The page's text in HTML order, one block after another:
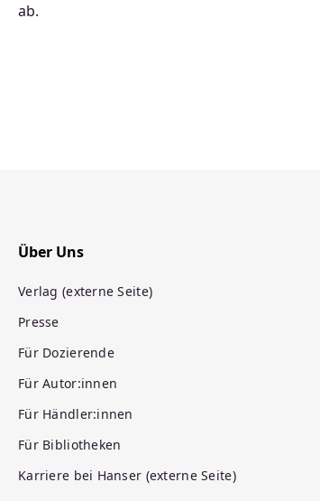
ab.
Über Uns
Verlag (externe Seite)
Presse
Für Dozierende
Für Autor:innen
Für Händler:innen
Für Bibliotheken
Karriere bei Hanser (externe Seite)